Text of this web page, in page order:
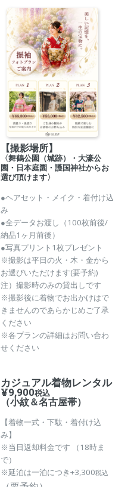
【撮影場所】
〈舞鶴公園（城跡）・大濠公
園・日本庭園・護国神社からお
選び頂けます〉
●ヘアセット・メイク・着付け込
み
●全データお渡し（100枚前後/
納品1ヶ月前後）
●写真プリント1枚プレゼント
※撮影は平日の火・木・金から
お選びいただけます(要予約)
注）撮影時のみの貸出しです
※撮影後に着物でお出かけはで
きませんのであらかじめご了承
ください
※各プランの詳細はお問い合わ
せください
カジュアル着物レンタル
¥9,900税込
（小紋＆名古屋帯）
【着物一式・下駄・着付け込
み】
※当日返却料金です （18時ま
で）
※延泊は一泊につき+3,300税込